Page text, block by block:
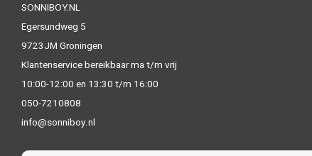
SONNIBOY.NL
Egersundweg 5
9723JM Groningen
Klantenservice bereikbaar ma t/m vrij
10:00-12:00 en 13:30 t/m 16:00
050-7210808
info@sonniboy.nl